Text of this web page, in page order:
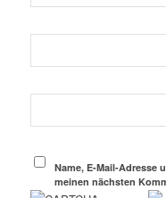
Name, E-Mail-Adresse
meinen nächsten